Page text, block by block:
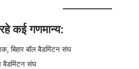
कई गणमान्य:
बिहार बॉल बैडमिंटन संघ
बैडमिंटन संघ